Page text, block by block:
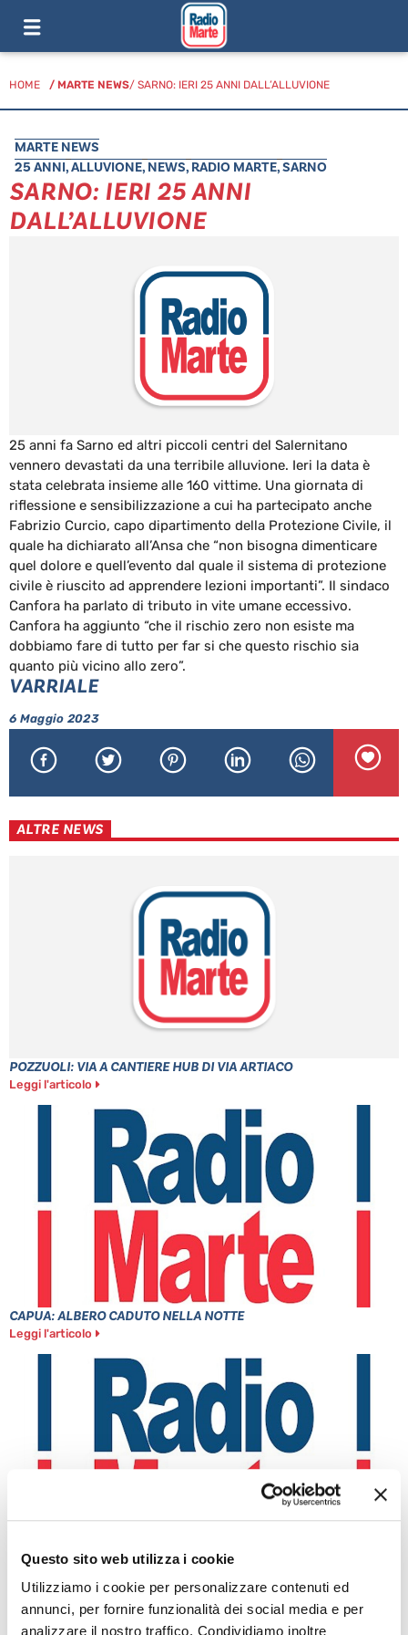
Questo sito web utilizza i cookie
Utilizziamo i cookie per personalizzare contenuti ed
annunci, per fornire funzionalità dei social media e per
analizzare il nostro traffico. Condividiamo inoltre
HOME / MARTE NEWS/ SARNO: IERI 25 ANNI DALL’ALLUVIONE
MARTE NEWS
25 ANNI,ALLUVIONE, NEWS, RADIO MARTE,SARNO
SARNO: IERI 25 ANNI
DALL’ALLUVIONE
25 anni fa Sarno ed altri piccoli centri del Salernitano
vennero devastati da una terribile alluvione. Ieri la data è
stata celebrata insieme alle 160 vittime. Una giornata di
riflessione e sensibilizzazione a cui ha partecipato anche
Fabrizio Curcio, capo dipartimento della Protezione Civile, il
quale ha dichiarato all’Ansa che “non bisogna dimenticare
quel dolore e quell’evento dal quale il sistema di protezione
civile è riuscito ad apprendere lezioni importanti”. Il sindaco
Canfora ha parlato di tributo in vite umane eccessivo.
Canfora ha aggiunto “che il rischio zero non esiste ma
dobbiamo fare di tutto per far si che questo rischio sia
quanto più vicino allo zero”.
VARRIALE
6 Maggio 2023
ALTRE NEWS
POZZUOLI: VIA A CANTIERE HUB DI VIA ARTIACO
Leggi l'articolo
CAPUA: ALBERO CADUTO NELLA NOTTE
Leggi l'articolo
MINISTRO PIANTEDOSI A POZZUOLI
Leggi l'articolo